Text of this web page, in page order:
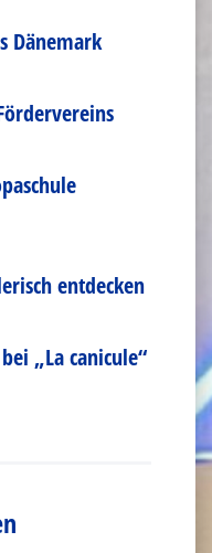
Dänemark
entdecken
„La canicule“